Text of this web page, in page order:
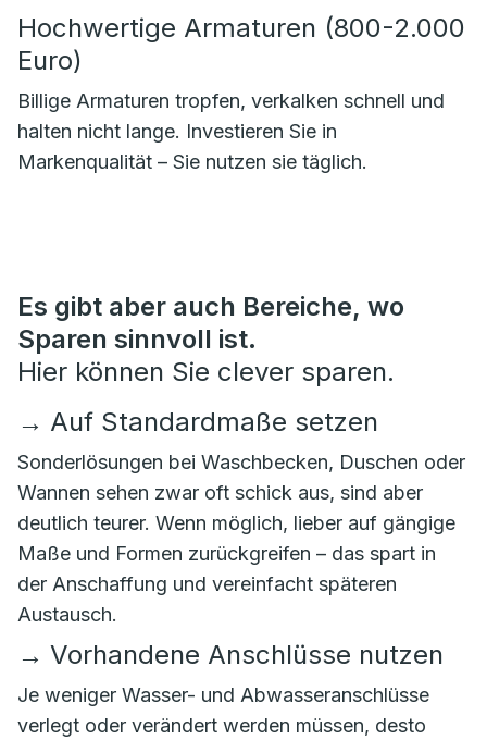
Hochwertige Armaturen (800-2.000
Euro)
Billige Armaturen tropfen, verkalken schnell und
halten nicht lange. Investieren Sie in
Markenqualität – Sie nutzen sie täglich.
Es gibt aber auch Bereiche, wo
Sparen sinnvoll ist.
Hier können Sie clever sparen.
→ Auf Standardmaße setzen
Sonderlösungen bei Waschbecken, Duschen oder
Wannen sehen zwar oft schick aus, sind aber
deutlich teurer. Wenn möglich, lieber auf gängige
Maße und Formen zurückgreifen – das spart in
der Anschaffung und vereinfacht späteren
Austausch.
→ Vorhandene Anschlüsse nutzen
Je weniger Wasser- und Abwasseranschlüsse
verlegt oder verändert werden müssen, desto